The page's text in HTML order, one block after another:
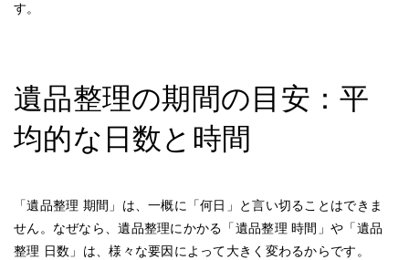
す。
遺品整理の期間の目安：平
均的な日数と時間
「遺品整理 期間」は、一概に「何日」と言い切ることはできま
せん。なぜなら、遺品整理にかかる「遺品整理 時間」や「遺品
整理 日数」は、様々な要因によって大きく変わるからです。